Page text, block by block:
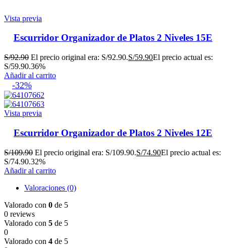
Vista previa
Escurridor Organizador de Platos 2 Niveles 15E
S/92.90 El precio original era: S/92.90.S/59.90El precio actual es:
S/59.90.36%
Añadir al carrito
-32%
Vista previa
Escurridor Organizador de Platos 2 Niveles 12E
S/109.90 El precio original era: S/109.90.S/74.90El precio actual es:
S/74.90.32%
Añadir al carrito
Valoraciones (0)
Valorado con 0 de 5
0 reviews
Valorado con 5 de 5
0
Valorado con 4 de 5